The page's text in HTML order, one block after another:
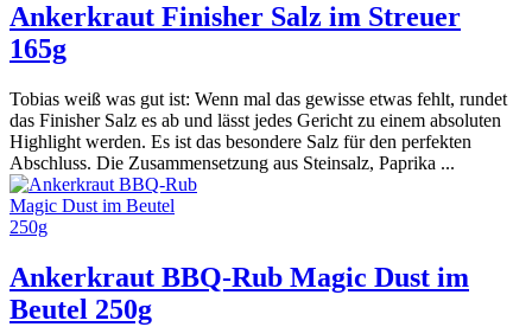
Ankerkraut Finisher Salz im Streuer
165g
Tobias weiß was gut ist: Wenn mal das gewisse etwas fehlt, rundet
das Finisher Salz es ab und lässt jedes Gericht zu einem absoluten
Highlight werden. Es ist das besondere Salz für den perfekten
Abschluss. Die Zusammensetzung aus Steinsalz, Paprika ...
Ankerkraut BBQ-Rub Magic Dust im
Beutel 250g